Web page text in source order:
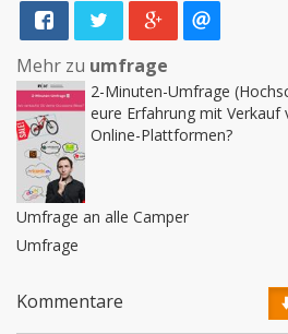
Mehr zu umfrage
2-Minuten-Umfrage
eure Erfahrung mit Verkauf
Online-Plattformen?
Umfrage an alle Camper
Umfrage
Kommentare